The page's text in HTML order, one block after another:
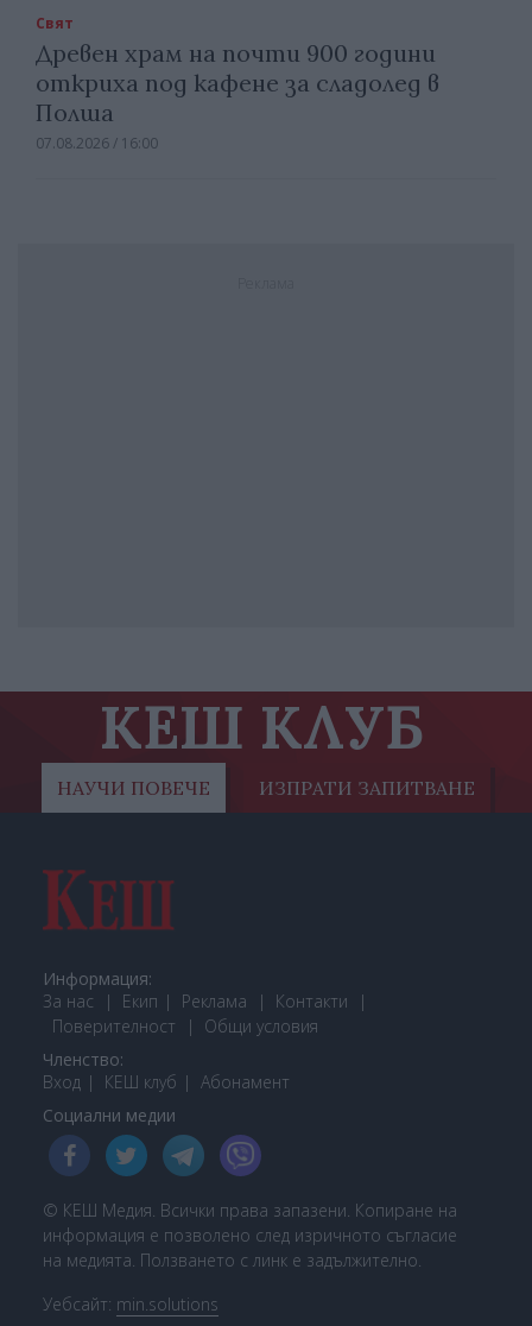
Свят
Древен храм на почти 900 години
откриха под кафене за сладолед в
Полша
07.08.2026 / 16:00
КЕШ КЛУБ
НАУЧИ ПОВЕЧЕ ИЗПРАТИ ЗАПИТВАНЕ
Информация:
За нас
Екип Реклама
Контакти
Поверителност
Общи условия
Членство:
Вход
КЕШ клуб Абонамент
Социални медии
© КЕШ Медия. Всички права запазени. Копиране на
информация е позволено след изричното съгласие
на медията. Ползването с линк е задължително.
Уебсайт: min.solutions